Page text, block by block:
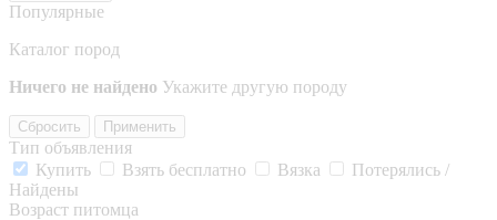
Популярные
Каталог пород
Ничего не найдено Укажите другую породу
Сбросить Применить
Тип объявления
Купить
Взять бесплатно Вязка
Потерялись /
Найдены
Возраст питомца